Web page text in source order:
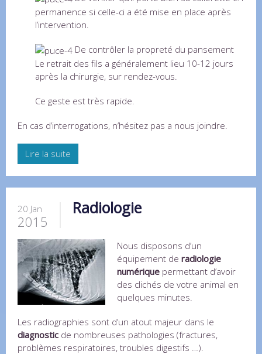
permanence si celle-ci a été mise en place après
l’intervention.
De contrôler la propreté du pansement
Le retrait des fils a généralement lieu 10-12 jours
après la chirurgie, sur rendez-vous.
Ce geste est très rapide.
En cas d’interrogations, n’hésitez pas a nous joindre.
Lire la suite
20 Jan
2015
Radiologie
Nous disposons d’un
équipement de radiologie
numérique permettant d’avoir
des clichés de votre animal en
quelques minutes.
Les radiographies sont d’un atout majeur dans le
diagnostic de nombreuses pathologies (fractures,
problèmes respiratoires, troubles digestifs …).